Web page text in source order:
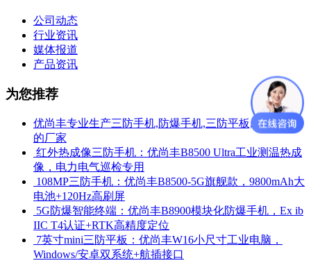
公司动态
行业资讯
媒体报道
产品资讯
为您推荐
优尚丰专业生产三防手机,防爆手机,三防平板,防爆平板
的厂家
​ 红外热成像三防手机：优尚丰B8500 Ultra工业测温热成
像，电力电气巡检专用
​ 108MP三防手机：优尚丰B8500-5G旗舰款，9800mAh大
电池+120Hz高刷屏
​ 5G防爆智能终端：优尚丰B8900模块化防爆手机，Ex ib
IIC T4认证+RTK高精度定位
​ 7英寸mini三防平板：优尚丰W16小尺寸工业电脑，
Windows/安卓双系统+航插接口